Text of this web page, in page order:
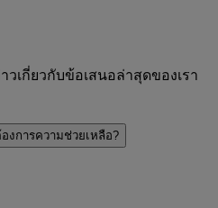
วเกี่ยวกับข้อเสนอล่าสุดของเรา
งการความช่วยเหลือ?